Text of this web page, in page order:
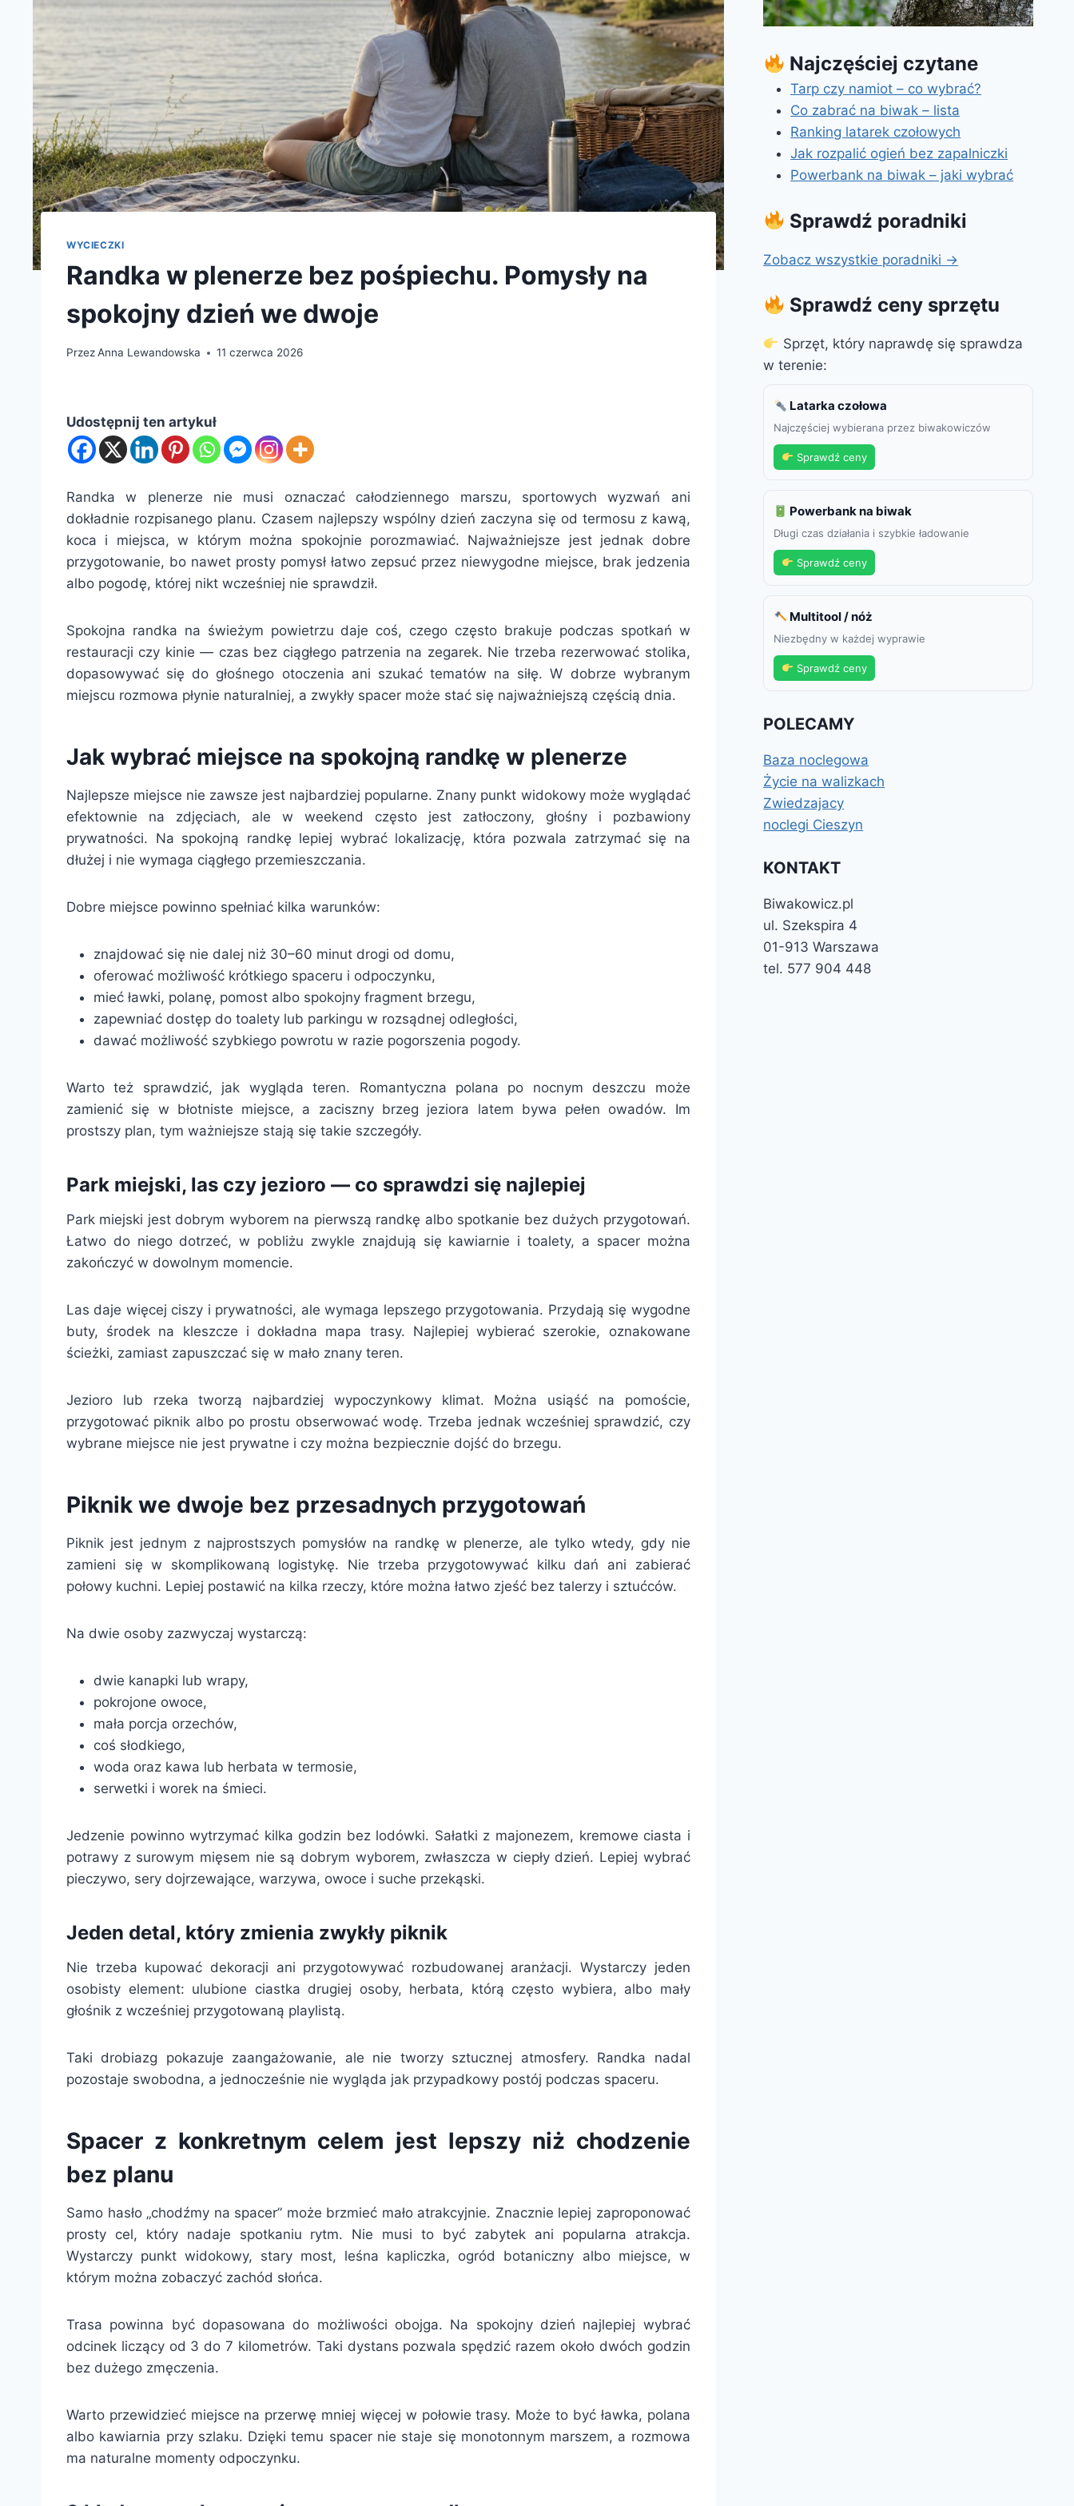
WYCIECZKI
Randka w plenerze bez pośpiechu. Pomysły na
spokojny dzień we dwoje
PrzezAnna Lewandowska 11 czerwca 2026
Udostępnij ten artykuł
Randka w plenerze nie musi oznaczać całodziennego marszu, sportowych wyzwań ani
dokładnie rozpisanego planu. Czasem najlepszy wspólny dzień zaczyna się od termosu z kawą,
koca i miejsca, w którym można spokojnie porozmawiać. Najważniejsze jest jednak dobre
przygotowanie, bo nawet prosty pomysł łatwo zepsuć przez niewygodne miejsce, brak jedzenia
albo pogodę, której nikt wcześniej nie sprawdził.
Spokojna randka na świeżym powietrzu daje coś, czego często brakuje podczas spotkań w
restauracji czy kinie — czas bez ciągłego patrzenia na zegarek. Nie trzeba rezerwować stolika,
dopasowywać się do głośnego otoczenia ani szukać tematów na siłę. W dobrze wybranym
miejscu rozmowa płynie naturalniej, a zwykły spacer może stać się najważniejszą częścią dnia.
Jak wybrać miejsce na spokojną randkę w plenerze
Najlepsze miejsce nie zawsze jest najbardziej popularne. Znany punkt widokowy może wyglądać
efektownie na zdjęciach, ale w weekend często jest zatłoczony, głośny i pozbawiony
prywatności. Na spokojną randkę lepiej wybrać lokalizację, która pozwala zatrzymać się na
dłużej i nie wymaga ciągłego przemieszczania.
Dobre miejsce powinno spełniać kilka warunków:
znajdować się nie dalej niż 30–60 minut drogi od domu,
oferować możliwość krótkiego spaceru i odpoczynku,
mieć ławki, polanę, pomost albo spokojny fragment brzegu,
zapewniać dostęp do toalety lub parkingu w rozsądnej odległości,
dawać możliwość szybkiego powrotu w razie pogorszenia pogody.
Warto też sprawdzić, jak wygląda teren. Romantyczna polana po nocnym deszczu może
zamienić się w błotniste miejsce, a zaciszny brzeg jeziora latem bywa pełen owadów. Im
prostszy plan, tym ważniejsze stają się takie szczegóły.
Park miejski, las czy jezioro — co sprawdzi się najlepiej
Park miejski jest dobrym wyborem na pierwszą randkę albo spotkanie bez dużych przygotowań.
Łatwo do niego dotrzeć, w pobliżu zwykle znajdują się kawiarnie i toalety, a spacer można
zakończyć w dowolnym momencie.
Las daje więcej ciszy i prywatności, ale wymaga lepszego przygotowania. Przydają się wygodne
buty, środek na kleszcze i dokładna mapa trasy. Najlepiej wybierać szerokie, oznakowane
ścieżki, zamiast zapuszczać się w mało znany teren.
Jezioro lub rzeka tworzą najbardziej wypoczynkowy klimat. Można usiąść na pomoście,
przygotować piknik albo po prostu obserwować wodę. Trzeba jednak wcześniej sprawdzić, czy
wybrane miejsce nie jest prywatne i czy można bezpiecznie dojść do brzegu.
Piknik we dwoje bez przesadnych przygotowań
Piknik jest jednym z najprostszych pomysłów na randkę w plenerze, ale tylko wtedy, gdy nie
zamieni się w skomplikowaną logistykę. Nie trzeba przygotowywać kilku dań ani zabierać
połowy kuchni. Lepiej postawić na kilka rzeczy, które można łatwo zjeść bez talerzy i sztućców.
Na dwie osoby zazwyczaj wystarczą:
dwie kanapki lub wrapy,
pokrojone owoce,
mała porcja orzechów,
coś słodkiego,
woda oraz kawa lub herbata w termosie,
serwetki i worek na śmieci.
Jedzenie powinno wytrzymać kilka godzin bez lodówki. Sałatki z majonezem, kremowe ciasta i
potrawy z surowym mięsem nie są dobrym wyborem, zwłaszcza w ciepły dzień. Lepiej wybrać
pieczywo, sery dojrzewające, warzywa, owoce i suche przekąski.
Jeden detal, który zmienia zwykły piknik
Nie trzeba kupować dekoracji ani przygotowywać rozbudowanej aranżacji. Wystarczy jeden
osobisty element: ulubione ciastka drugiej osoby, herbata, którą często wybiera, albo mały
głośnik z wcześniej przygotowaną playlistą.
Taki drobiazg pokazuje zaangażowanie, ale nie tworzy sztucznej atmosfery. Randka nadal
pozostaje swobodna, a jednocześnie nie wygląda jak przypadkowy postój podczas spaceru.
Spacer z konkretnym celem jest lepszy niż chodzenie
bez planu
Samo hasło „chodźmy na spacer” może brzmieć mało atrakcyjnie. Znacznie lepiej zaproponować
prosty cel, który nadaje spotkaniu rytm. Nie musi to być zabytek ani popularna atrakcja.
Wystarczy punkt widokowy, stary most, leśna kapliczka, ogród botaniczny albo miejsce, w
którym można zobaczyć zachód słońca.
Trasa powinna być dopasowana do możliwości obojga. Na spokojny dzień najlepiej wybrać
odcinek liczący od 3 do 7 kilometrów. Taki dystans pozwala spędzić razem około dwóch godzin
bez dużego zmęczenia.
Warto przewidzieć miejsce na przerwę mniej więcej w połowie trasy. Może to być ławka, polana
albo kawiarnia przy szlaku. Dzięki temu spacer nie staje się monotonnym marszem, a rozmowa
ma naturalne momenty odpoczynku.
Najczęściej czytane
Tarp czy namiot – co wybrać?
Co zabrać na biwak – lista
Ranking latarek czołowych
Jak rozpalić ogień bez zapalniczki
Powerbank na biwak – jaki wybrać
Sprawdź poradniki
Zobacz wszystkie poradniki →
Sprawdź ceny sprzętu
Sprzęt, który naprawdę się sprawdza
w terenie:
Latarka czołowa
Najczęściej wybierana przez biwakowiczów
Sprawdź ceny
Powerbank na biwak
Długi czas działania i szybkie ładowanie
Sprawdź ceny
Multitool / nóż
Niezbędny w każdej wyprawie
Sprawdź ceny
POLECAMY
Baza noclegowa
Życie na walizkach
Zwiedzajacy
noclegi Cieszyn
KONTAKT
Biwakowicz.pl
ul. Szekspira 4
01-913 Warszawa
tel. 577 904 448